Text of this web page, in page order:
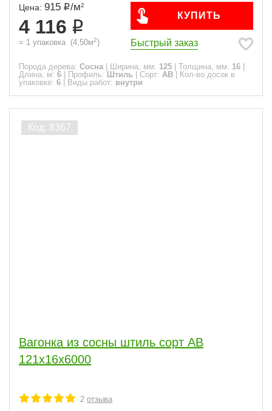
Цена: 915 /м2
4 116
= 1 упаковка (4,50м2)
КУПИТЬ
Быстрый заказ
Порода дерева: Сосна Ширина, мм: 125 Толщина, мм: 16
Длина, м: 6 Профиль: Штиль Сорт: АВ
Кол-во досок в
упаковке: 6 Виды работ: внутри
Вагонка из сосны штиль сорт АВ
121x16x6000
2 отзыва